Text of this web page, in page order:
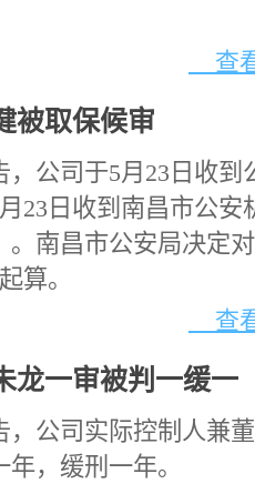
查
被取保候审
，公司于5月23日收到
23日收到南昌市公安
。南昌市公安局决定
算。
查
龙一审被判一缓一
，公司实际控制人兼
，缓刑一年。